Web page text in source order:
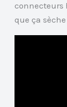
connecteurs
que ça